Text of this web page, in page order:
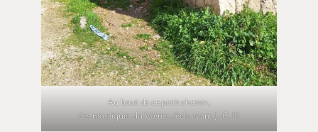
Au bout de ce petit chemin,
des mosaïques du VIème siècle avant J.-C. !!!